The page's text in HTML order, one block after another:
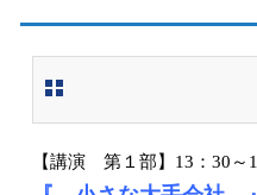
【講演 第１部】13：30～